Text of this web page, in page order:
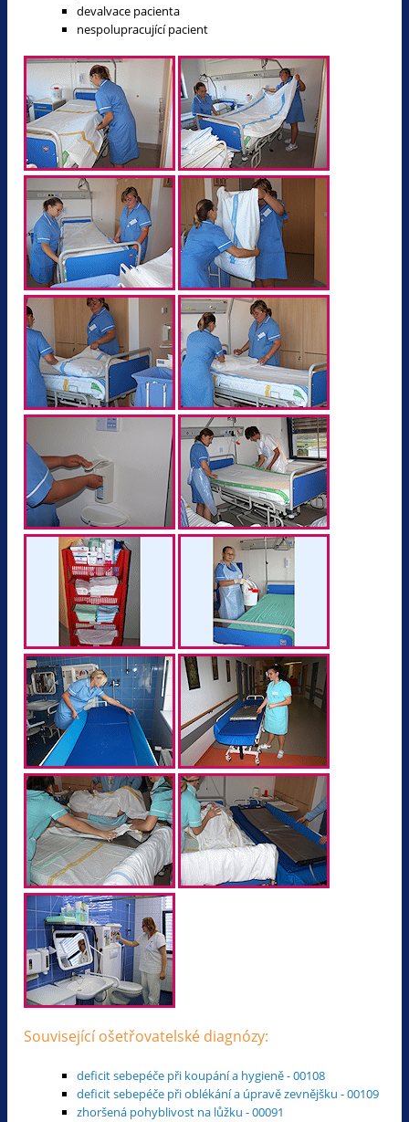
devalvace pacienta
nespolupracující pacient
Související ošetřovatelské diagnózy:
deficit sebepéče při koupání a hygieně - 00108
deficit sebepéče při oblékání a úpravě zevnějšku - 00109
zhoršená pohyblivost na lůžku - 00091